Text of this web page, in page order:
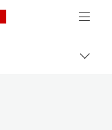
Canon Logo, back